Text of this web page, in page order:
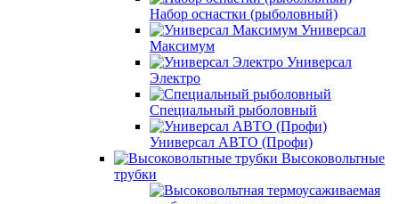
Набор оснастки (рыболовный)
Универсал
Максимум
Универсал
Электро
Специальный рыболовный
Универсал АВТО (Профи)
Высоковольтные
трубки